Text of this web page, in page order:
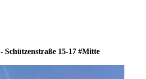
15-17 #Mitte